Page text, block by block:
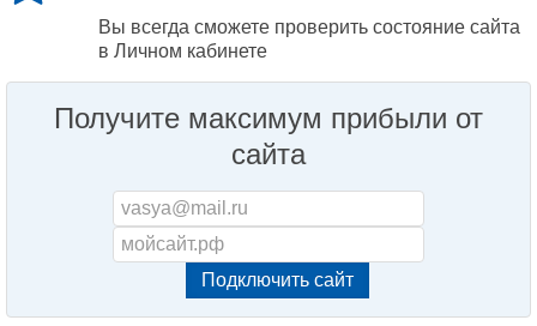
Вы всегда сможете проверить состояние сайта
в Личном кабинете
Получите максимум прибыли от
сайта